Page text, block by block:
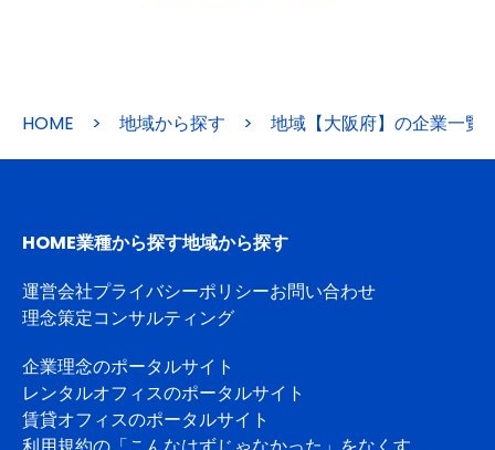
HOME > 地域から探す > 地域【大阪府】の企業一覧
HOME業種から探す地域から探す
運営会社プライバシーポリシーお問い合わせ
理念策定コンサルティング
企業理念のポータルサイト
レンタルオフィスのポータルサイト
賃貸オフィスのポータルサイト